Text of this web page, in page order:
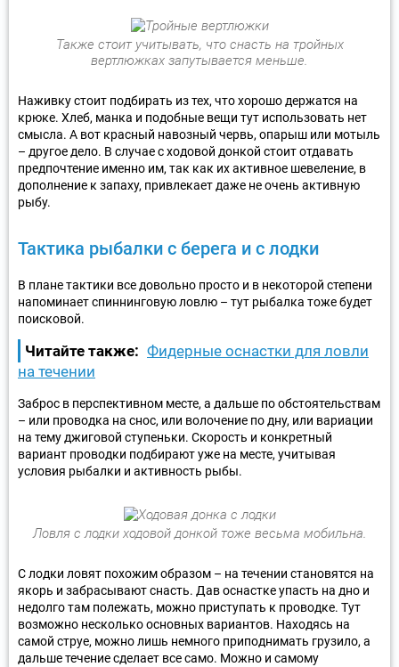
Также стоит учитывать, что снасть на тройных
вертлюжках запутывается меньше.
Наживку стоит подбирать из тех, что хорошо держатся на
крюке. Хлеб, манка и подобные вещи тут использовать нет
смысла. А вот красный навозный червь, опарыш или мотыль
– другое дело. В случае с ходовой донкой стоит отдавать
предпочтение именно им, так как их активное шевеление, в
дополнение к запаху, привлекает даже не очень активную
рыбу.
Тактика рыбалки с берега и с лодки
В плане тактики все довольно просто и в некоторой степени
напоминает спиннинговую ловлю – тут рыбалка тоже будет
поисковой.
Читайте также: Фидерные оснастки для ловли
на течении
Заброс в перспективном месте, а дальше по обстоятельствам
– или проводка на снос, или волочение по дну, или вариации
на тему джиговой ступеньки. Скорость и конкретный
вариант проводки подбирают уже на месте, учитывая
условия рыбалки и активность рыбы.
Ловля с лодки ходовой донкой тоже весьма мобильна.
С лодки ловят похожим образом – на течении становятся на
якорь и забрасывают снасть. Дав оснастке упасть на дно и
недолго там полежать, можно приступать к проводке. Тут
возможно несколько основных вариантов. Находясь на
самой струе, можно лишь немного приподнимать грузило, а
дальше течение сделает все само. Можно и самому